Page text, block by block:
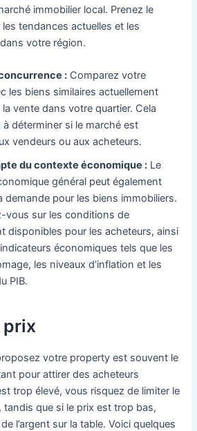
immobilier local. Prenez le
tendances actuelles et les
votre région.
: Comparez votre
les biens similaires actuellement
vente dans votre quartier. Cela
à déterminer si le marché est
vendeurs ou aux acheteurs.
du contexte économique : Le
général peut également
demande pour les biens immobiliers.
vous sur les conditions de
disponibles pour les acheteurs, ainsi
économiques tels que les
les niveaux d’inflation et les
PIB.
prix
votre property est souvent le
pour attirer des acheteurs
trop élevé, vous risquez de limiter le
tandis que si le prix est trop bas,
l’argent sur la table. Voici quelques